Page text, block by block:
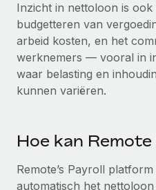
Entiteiten oprichten
Stel snel compliant
Mobiliteit en
Plaats werknemers
beheren
Belastingen
Naar de blog
Productupdates van
integraties en
Het blijft de missie van
Inzicht in nettoloon is ook
budgetteren van
arbeid kosten, en het
werknemers — vooral in
waar belasting en
kunnen variëren.
Hoe kan Remote
Remote’s Payroll
automatisch het